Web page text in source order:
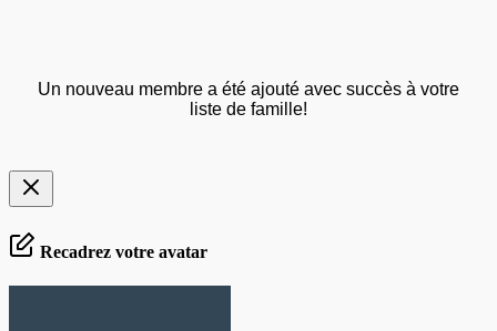
Un nouveau membre a été ajouté avec succès à votre
liste de famille!
Recadrez votre avatar